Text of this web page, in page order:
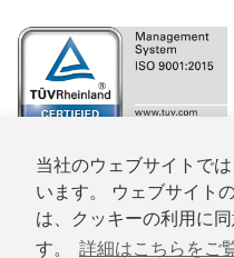
当社のウェブサイトで
います。 ウェブサイト
は、クッキーの利用に
す。
詳細はこちらをご
052-533-2577
052-533-2578